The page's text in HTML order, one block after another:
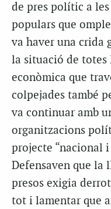
de pres polític a les
populars que
va haver una crida
la situació de totes
econòmica que
colpejades també
va continuar amb
organitzacions
projecte “nacional
Defensaven que la
presos exigia
tot i lamentar que